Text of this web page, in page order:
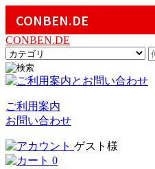
CONBEN.DE
CONBEN.DE
ご利用案内
お問い合わせ
ゲスト様
0